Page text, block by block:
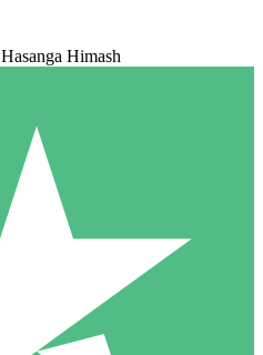
Hasanga Himash